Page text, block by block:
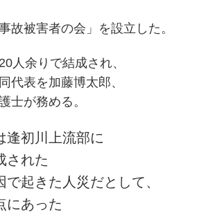
故被害者の会」を設立した。
人余りで結成され、
代表を加藤博太郎、
士が務める。
逢初川上流部に
された
で起きた人災だとして、
にあった